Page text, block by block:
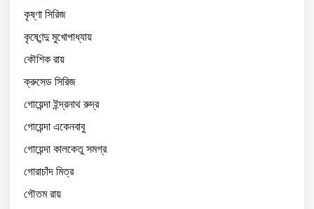
কৃষ্ণা সিরিজ
কৃষ্ণেন্দু মুখোপাধ্যায়
কৌশিক রায়
ক্রুসেড সিরিজ
গোয়েন্দা ইন্দ্রনাথ রুদ্র
গোয়েন্দা একেনবাবু
গোয়েন্দা কালকেতু সমগ্র
গোরাচাঁদ মিত্র
গৌতম রায়